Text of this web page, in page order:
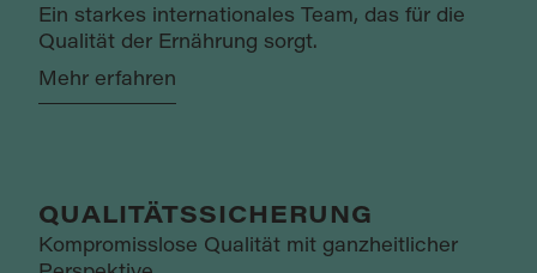
Ein starkes internationales Team, das für die
Qualität der Ernährung sorgt.
Mehr erfahren
QUALITÄTSSICHERUNG
Kompromisslose Qualität mit ganzheitlicher